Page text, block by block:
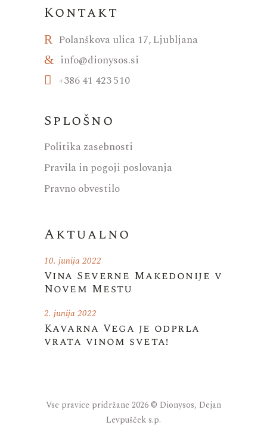
Kontakt
Polanškova ulica 17, Ljubljana
info@dionysos.si
+386 41 423 510
Splošno
Politika zasebnosti
Pravila in pogoji poslovanja
Pravno obvestilo
Aktualno
Vina Severne Makedonije v
Novem Mestu
10. junija 2022
Kavarna Vega je odprla
vrata vinom sveta!
2. junija 2022
Vse pravice pridržane 2026 © Dionysos, Dejan
Levpušček s.p.